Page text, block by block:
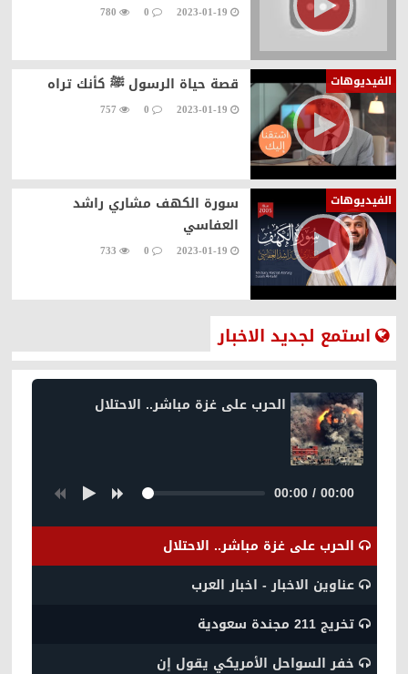
2023-01-19
0
780
الفيديوهات قصة حياة الرسول ﷺ ‏كأنك تراه
2023-01-19
0
757
الفيديوهات
سورة الكهف مشاري راشد
العفاسي
2023-01-19
0
733
استمع لجديد الاخبار
الحرب على غزة مباشر.. الاحتلال
00:00/00:00
الحرب على غزة مباشر.. الاحتلال
عناوين الاخبار - اخبار العرب
تخريج 211 مجندة سعودية
خفر السواحل الأمريكي يقول إن